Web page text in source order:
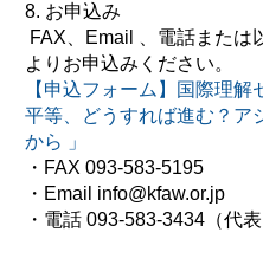
8. お申込み
FAX、Email 、電話または
よりお申込みく
【申込フォーム】国際理
平等、どうすれば進む？ア
から 」
・FAX 093-583-5195
・Email info@kfaw.or.jp
・電話 093-583-3434（代表